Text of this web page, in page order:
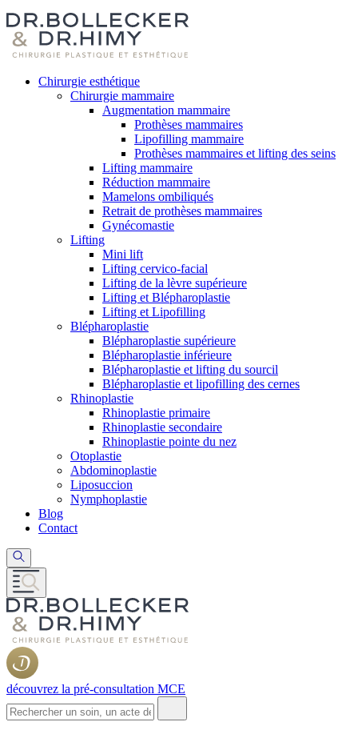
Chirurgie esthétique
Chirurgie mammaire
Augmentation mammaire
Prothèses mammaires
Lipofilling mammaire
Prothèses mammaires et lifting des seins
Lifting mammaire
Réduction mammaire
Mamelons ombiliqués
Retrait de prothèses mammaires
Gynécomastie
Lifting
Mini lift
Lifting cervico-facial
Lifting de la lèvre supérieure
Lifting et Blépharoplastie
Lifting et Lipofilling
Blépharoplastie
Blépharoplastie supérieure
Blépharoplastie inférieure
Blépharoplastie et lifting du sourcil
Blépharoplastie et lipofilling des cernes
Rhinoplastie
Rhinoplastie primaire
Rhinoplastie secondaire
Rhinoplastie pointe du nez
Otoplastie
Abdominoplastie
Liposuccion
Nymphoplastie
Blog
Contact
découvrez la pré-consultation MCE